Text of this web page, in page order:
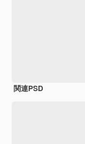
関連PSD